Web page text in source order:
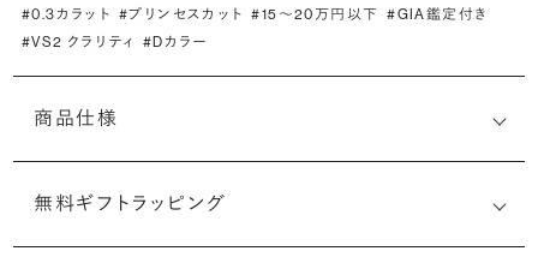
#0.3カラット #プリンセスカット #15〜20万円以下 #GIA鑑定付き
#VS2 クラリティ
#Dカラー
商品仕様
無料ギフトラッピング